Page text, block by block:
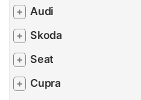
+ Audi
+ Skoda
+ Seat
+ Cupra